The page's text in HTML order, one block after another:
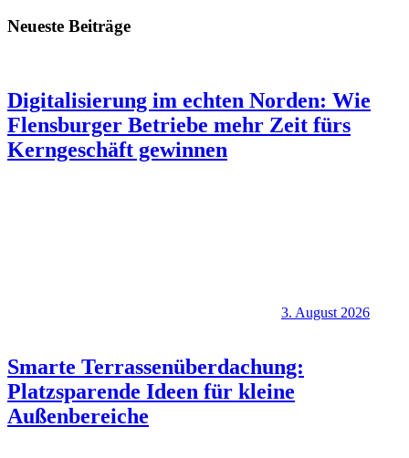
Neueste Beiträge
Digitalisierung im echten Norden: Wie
Flensburger Betriebe mehr Zeit fürs
Kerngeschäft gewinnen
3. August 2026
Smarte Terrassenüberdachung:
Platzsparende Ideen für kleine
Außenbereiche